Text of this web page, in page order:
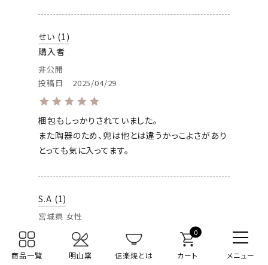
0
せい 1
購入者
非公開
投稿日
2025/04/29
梱包もしっかりされていました。
また陶器のため、兜は他とは違うかっこよさがあり
とっても気に入ってます。
S.A 1
宮城県 女性
2025/04/10